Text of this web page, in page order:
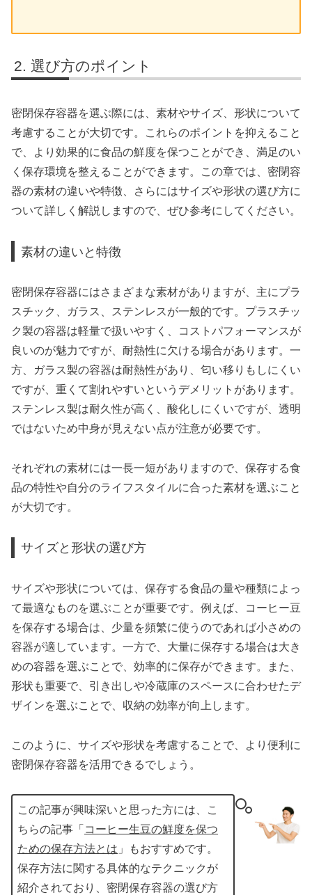
選び方のポイント
密閉保存容器を選ぶ際には、素材やサイズ、形状について
考慮することが大切です。これらのポイントを抑えること
で、より効果的に食品の鮮度を保つことができ、満足のい
く保存環境を整えることができます。この章では、密閉容
器の素材の違いや特徴、さらにはサイズや形状の選び方に
ついて詳しく解説しますので、ぜひ参考にしてください。
素材の違いと特徴
密閉保存容器にはさまざまな素材がありますが、主にプラ
スチック、ガラス、ステンレスが一般的です。プラスチッ
ク製の容器は軽量で扱いやすく、コストパフォーマンスが
良いのが魅力ですが、耐熱性に欠ける場合があります。一
方、ガラス製の容器は耐熱性があり、匂い移りもしにくい
ですが、重くて割れやすいというデメリットがあります。
ステンレス製は耐久性が高く、酸化しにくいですが、透明
ではないため中身が見えない点が注意が必要です。
それぞれの素材には一長一短がありますので、保存する食
品の特性や自分のライフスタイルに合った素材を選ぶこと
が大切です。
サイズと形状の選び方
サイズや形状については、保存する食品の量や種類によっ
て最適なものを選ぶことが重要です。例えば、コーヒー豆
を保存する場合は、少量を頻繁に使うのであれば小さめの
容器が適しています。一方で、大量に保存する場合は大き
めの容器を選ぶことで、効率的に保存ができます。また、
形状も重要で、引き出しや冷蔵庫のスペースに合わせたデ
ザインを選ぶことで、収納の効率が向上します。
このように、サイズや形状を考慮することで、より便利に
密閉保存容器を活用できるでしょう。
この記事が興味深いと思った方には、こ
ちらの記事「 コーヒー生豆の鮮度を保つ
ための保存方法とは 」もおすすめです。
保存方法に関する具体的なテクニックが
紹介されており、密閉保存容器の選び方